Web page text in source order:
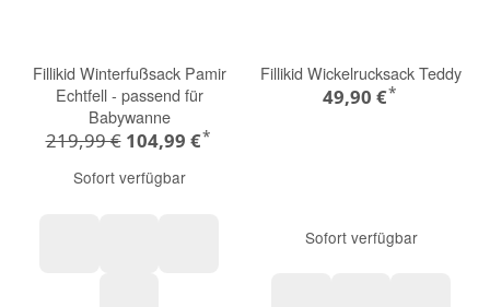
Fillikid Winterfußsack Pamir
Echtfell - passend für
Babywanne
219,99 € 104,99 €*
Sofort verfügbar
Fillikid Wickelrucksack Teddy
49,90 €*
Sofort verfügbar